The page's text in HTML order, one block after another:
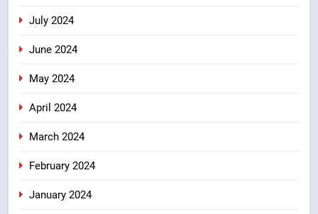
July 2024
June 2024
May 2024
April 2024
March 2024
February 2024
January 2024